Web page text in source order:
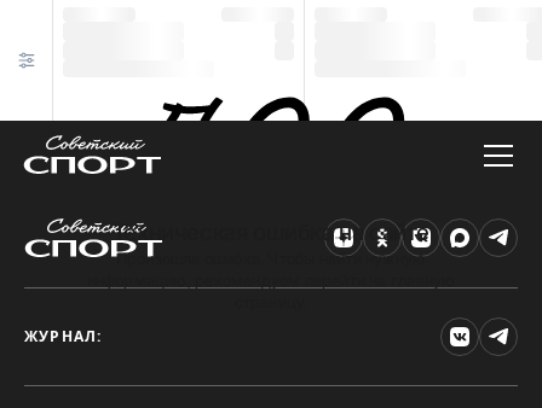
Техническая ошибка на сайте
Произошла ошибка. Чтобы найти нужную
ЖУРНАЛ: